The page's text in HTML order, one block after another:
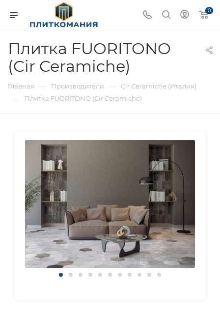
0
Плитка FUORITONO
(Cir Ceramiche)
Главная — Производители — Cir Ceramiche (Италия)
— Плитка FUORITONO (Cir Ceramiche)